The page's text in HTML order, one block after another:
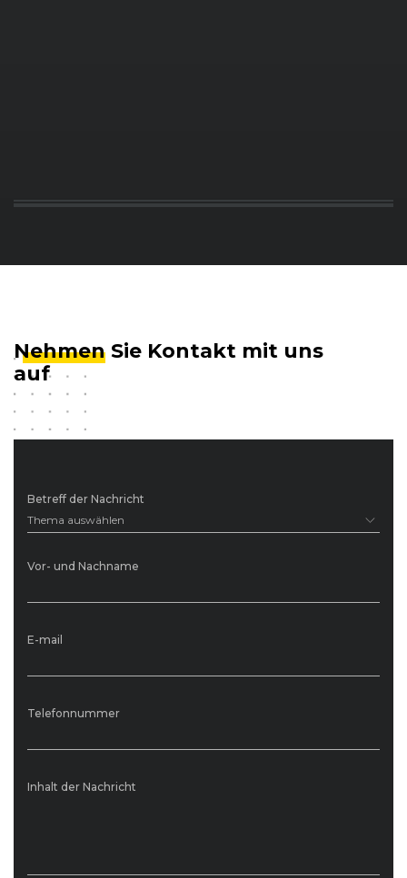
Betreff der Nachricht
Thema auswählen
Vor- und Nachname
E-mail
Telefonnummer
Inhalt der Nachricht
Nehmen Sie Kontakt mit uns
auf